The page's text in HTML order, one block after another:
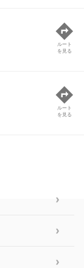
ルート
を見る
ルート
を見る